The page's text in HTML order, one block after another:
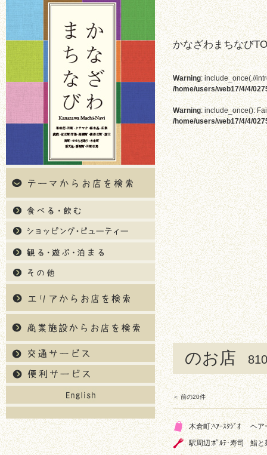
かなざわまちなび
Warning: include_once(.//
/home/users/web17/4/4/
Warning: include_once():
/home/users/web17/4/4/
のお店
＜ 前の20件
木倉町:ﾍｱｰｽﾀｼﾞｵ
ヘア
駅周辺:ﾎﾟﾙﾃ･寿司
鮨